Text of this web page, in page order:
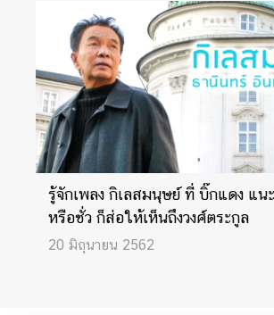
รู้จักเพลง กิเลสมนุษย์ ที่ บิ๊กแดง แน
หรือชั่ว ก็ส่อให้เห็นถึงวงศ์ตระกูล
20 มิถุนายน 2562